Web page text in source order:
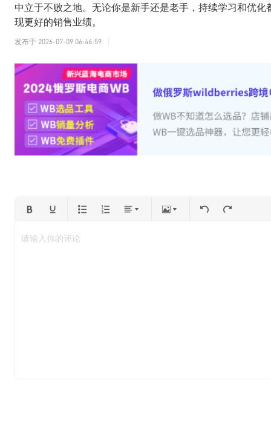
中立于不败之地。无论你是新手还是老手，持续学习和优
现更好的销售业绩。
发布于 2026-07-09 06:46:59
请输入你的评论